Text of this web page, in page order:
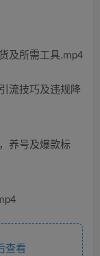
及所需工具.mp4
流技巧及违规降
养号及爆款标
查看